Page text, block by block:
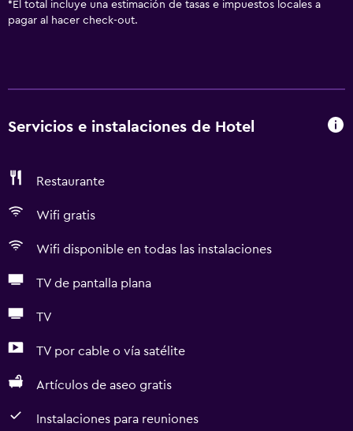
* El total incluye una estimación de tasas e impuestos locales a
pagar al hacer check-out.
Servicios e instalaciones de Hotel
Restaurante
Wifi gratis
Wifi disponible en todas las instalaciones
TV de pantalla plana
TV
TV por cable o vía satélite
Artículos de aseo gratis
Instalaciones para reuniones